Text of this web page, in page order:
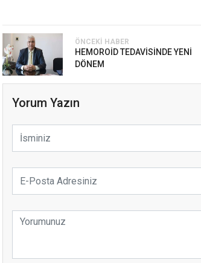
ÖNCEKI HABER
HEMOROİD TEDAVİSİNDE YENİ
DÖNEM
Yorum Yazın